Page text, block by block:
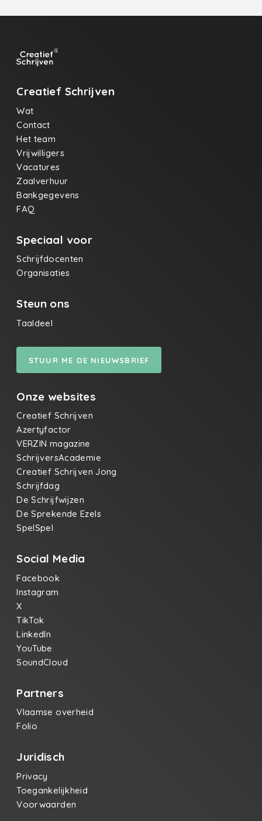
Creatief Schrijven
Wat
Contact
Het team
Vrijwilligers
Vacatures
Zaalverhuur
Bankgegevens
FAQ
Speciaal voor
Schrijfdocenten
Organisaties
Steun ons
Taaldeel
STUUR ME DE NIEUWSBRIEF
Onze websites
Creatief Schrijven
Azertyfactor
VERZIN magazine
SchrijversAcademie
Creatief Schrijven Jong
Schrijfdag
De Schrijfwijzen
De Sprekende Ezels
SpelSpel
Social Media
Facebook
Instagram
X
TikTok
LinkedIn
YouTube
SoundCloud
Partners
Vlaamse overheid
Folio
Juridisch
Privacy
Toegankelijkheid
Voorwaarden